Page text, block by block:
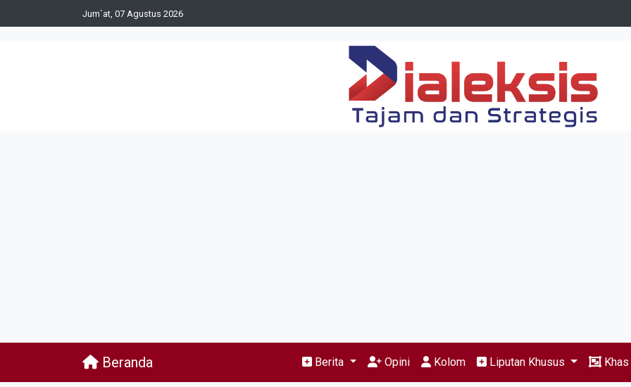
Jum`at, 07 Agustus 2026
Beranda Berita Opini Kolom Liputan Khusus Khas